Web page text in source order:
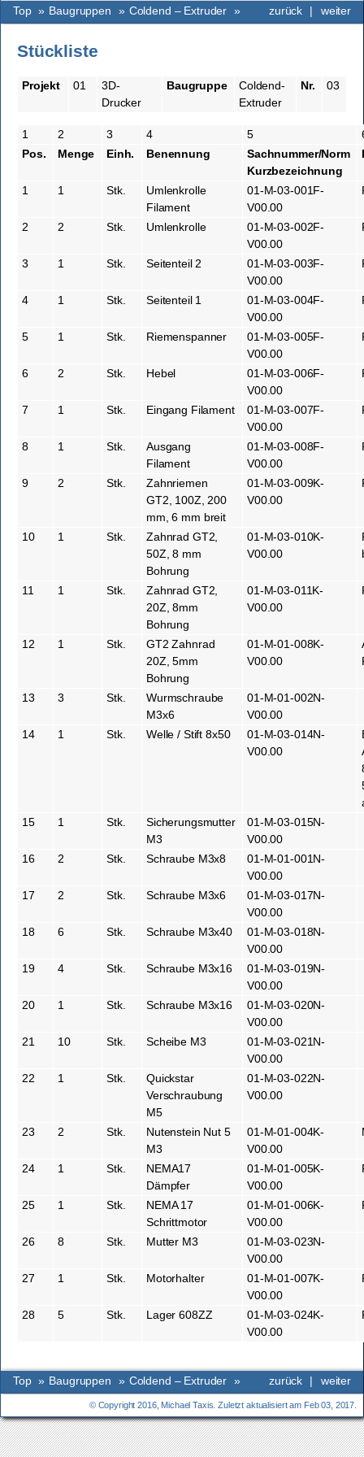
weiter
zurück |
Top » Baugruppen » Coldend – Extruder »
Stückliste
Projekt 01
3D-
Drucker
Baugruppe
Coldend-
Extruder
Nr. 03
1 2 3 4 5
Pos.
Menge Einh. Benennung
Sachnummer/Norm
Kurzbezeichnung
1 1 Stk.
Umlenkrolle
Filament
01-M-03-001F-
V00.00
2 2 Stk. Umlenkrolle
01-M-03-002F-
V00.00
3 1 Stk. Seitenteil 2
01-M-03-003F-
V00.00
4 1 Stk. Seitenteil 1
01-M-03-004F-
V00.00
5 1 Stk. Riemenspanner
01-M-03-005F-
V00.00
6 2 Stk. Hebel
01-M-03-006F-
V00.00
7 1 Stk. Eingang Filament
01-M-03-007F-
V00.00
8 1 Stk.
Ausgang
Filament
01-M-03-008F-
V00.00
9 2 Stk.
Zahnriemen
GT2, 100Z, 200
mm, 6 mm breit
01-M-03-009K-
V00.00
10 1 Stk.
Zahnrad GT2,
50Z, 8 mm
Bohrung
01-M-03-010K-
V00.00
11 1 Stk.
Zahnrad GT2,
20Z, 8mm
Bohrung
01-M-03-011K-
V00.00
12 1 Stk.
GT2 Zahnrad
20Z, 5mm
Bohrung
01-M-01-008K-
V00.00
13 3 Stk.
Wurmschraube
M3x6
01-M-01-002N-
V00.00
14
1 Stk. Welle / Stift 8x50
01-M-03-014N-
V00.00
15
1 Stk.
Sicherungsmutter
M3
01-M-03-015N-
V00.00
16
2 Stk. Schraube M3x8
01-M-01-001N-
V00.00
17
2 Stk. Schraube M3x6
01-M-03-017N-
V00.00
18
6 Stk. Schraube M3x40
01-M-03-018N-
V00.00
19
4 Stk. Schraube M3x16
01-M-03-019N-
V00.00
20
1 Stk. Schraube M3x16
01-M-03-020N-
V00.00
21
10 Stk. Scheibe M3
01-M-03-021N-
V00.00
22
1 Stk.
Quickstar
Verschraubung
M5
01-M-03-022N-
V00.00
23 2 Stk.
Nutenstein Nut 5
M3
01-M-01-004K-
V00.00
24 1 Stk.
NEMA17
Dämpfer
01-M-01-005K-
V00.00
25 1 Stk.
NEMA 17
Schrittmotor
01-M-01-006K-
V00.00
26 8 Stk. Mutter M3
01-M-03-023N-
V00.00
27
1 Stk. Motorhalter
01-M-01-007K-
V00.00
28 5 Stk. Lager 608ZZ
01-M-03-024K-
V00.00
weiter
zurück |
Top » Baugruppen » Coldend – Extruder »
© Copyright 2016, Michael Taxis. Zuletzt aktualisiert am Feb 03, 2017.